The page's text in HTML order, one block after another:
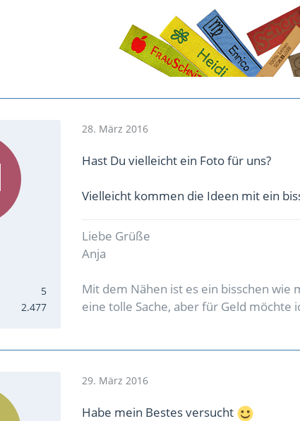
5
2.477
28. März 2016
Hast Du vielleicht ein Foto für uns?
Vielleicht kommen die Ideen mit ein
Liebe Grüße
Anja
Mit dem Nähen ist es ein bisschen wie
eine tolle Sache, aber für Geld möchte
29. März 2016
Habe mein Bestes versucht